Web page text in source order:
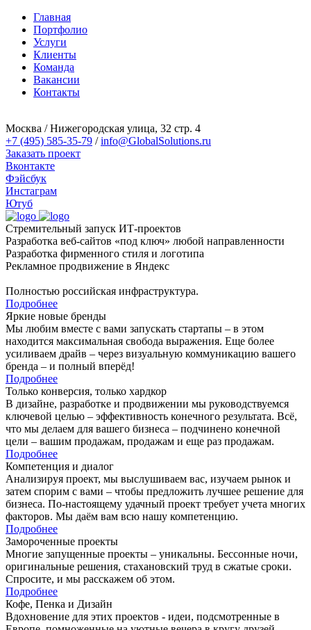
Главная
Портфолио
Услуги
Клиенты
Команда
Вакансии
Контакты
Москва / Нижегородская улица, 32 стр. 4
+7 (495) 585-35-79 /info@GlobalSolutions.ru
Заказать проект
Вконтакте
Фэйсбук
Инстаграм
Ютуб
Стремительный запуск ИТ-проектов
Разработка веб-сайтов «под ключ» любой направленности
Разработка фирменного стиля и логотипа
Рекламное продвижение в Яндекс
Полностью российская инфраструктура.
Подробнее
Яркие новые бренды
Мы любим вместе с вами запускать стартапы – в этом
находится максимальная свобода выражения. Еще более
усиливаем драйв – через визуальную коммуникацию вашего
бренда – и полный вперёд!
Подробнее
Только конверсия, только хардкор
В дизайне, разработке и продвижении мы руководствуемся
ключевой целью – эффективность конечного результата. Всё,
что мы делаем для вашего бизнеса – подчинено конечной
цели – вашим продажам, продажам и еще раз продажам.
Подробнее
Компетенция и диалог
Анализируя проект, мы выслушиваем вас, изучаем рынок и
затем спорим с вами – чтобы предложить лучшее решение для
бизнеса. По-настоящему удачный проект требует учета многих
факторов. Мы даём вам всю нашу компетенцию.
Подробнее
Замороченные проекты
Многие запущенные проекты – уникальны. Бессонные ночи,
оригинальные решения, стахановский труд в сжатые сроки.
Спросите, и мы расскажем об этом.
Подробнее
Кофе, Пенка и Дизайн
Вдохновение для этих проектов - идеи, подсмотренные в